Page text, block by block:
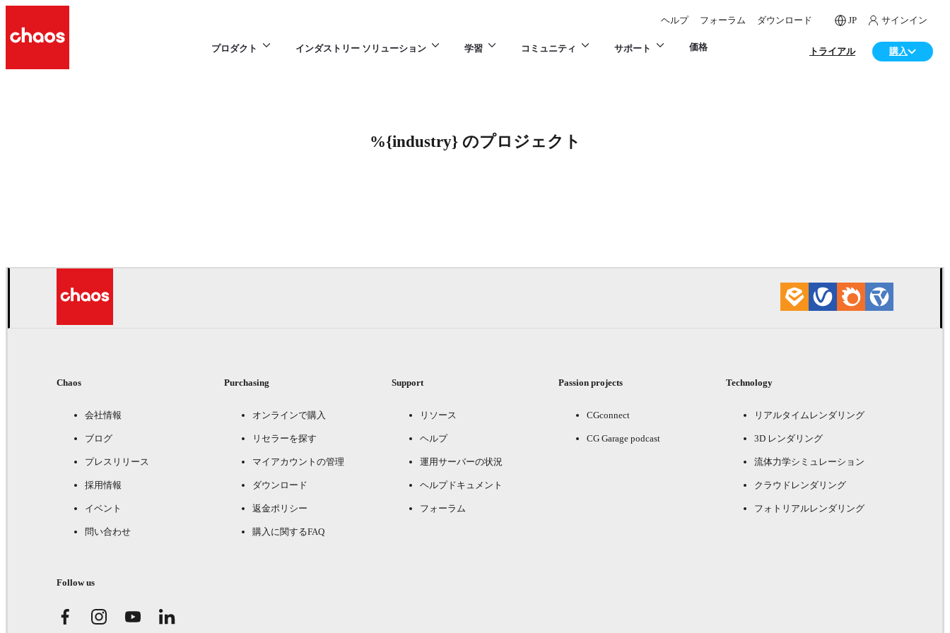
ヘルプ フォーラム ダウンロード JP サインイン
プロダクト インダストリー ソリューション 学習 コミュニティ サポート 価格 トライアル 購入
%{industry} のプロジェクト
Chaos
会社情報
ブログ
プレスリリース
採用情報
イベント
問い合わせ
Purchasing
オンラインで購入
リセラーを探す
マイアカウントの管理
ダウンロード
返金ポリシー
購入に関するFAQ
Support
リソース
ヘルプ
運用サーバーの状況
ヘルプドキュメント
フォーラム
Passion projects
CGconnect
CG Garage podcast
Technology
リアルタイムレンダリング
3D レンダリング
流体力学シミュレーション
クラウドレンダリング
フォトリアルレンダリング
Follow us